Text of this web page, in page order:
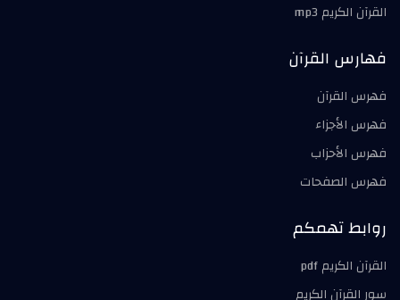
القرآن الكريم mp3
فهارس القرآن
فهرس القرآن
فهرس الأجزاء
فهرس الأحزاب
فهرس الصفحات
روابط تهمكم
القرآن الكريم pdf
سور القرآن الكريم